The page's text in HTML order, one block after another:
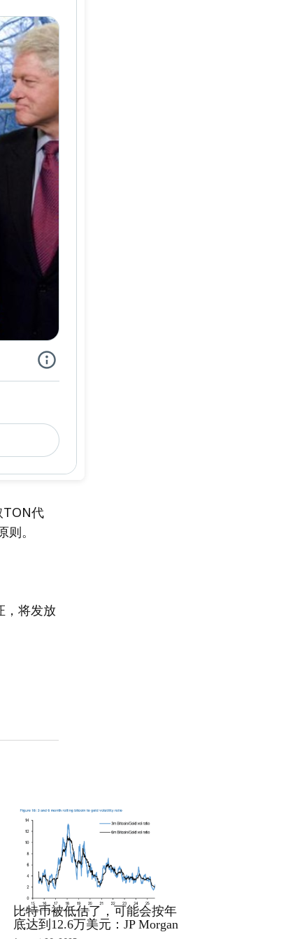
代
。
，将发放
RRCNEWS_ZH
比特币被低估了，可能会按年
底达到12.6万美元：JP Morgan